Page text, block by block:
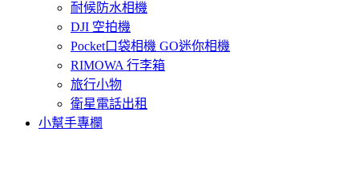
耐候防水相機
DJI 空拍機
Pocket口袋相機 GO迷你相機
RIMOWA 行李箱
旅行小物
衛星電話出租
小幫手專欄